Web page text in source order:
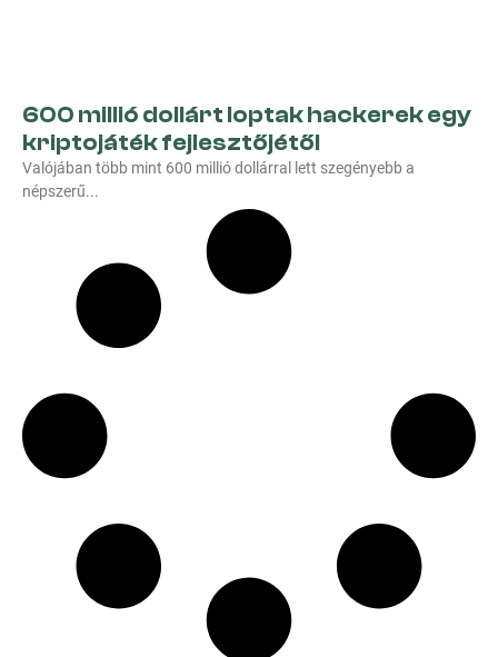
600 millió dollárt loptak hackerek egy
kriptojáték fejlesztőjétől
Valójában több mint 600 millió dollárral lett szegényebb a
népszerű